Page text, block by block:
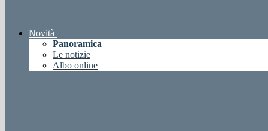
Novità
Panoramica
Le notizie
Albo online